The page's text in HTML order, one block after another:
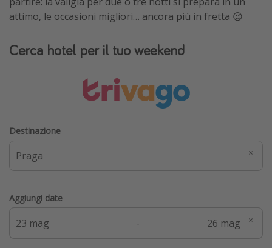
attimo, le occasioni migliori… ancora più in fretta 😉
Cerca hotel per il tuo weekend
Destinazione
Aggiungi date
-